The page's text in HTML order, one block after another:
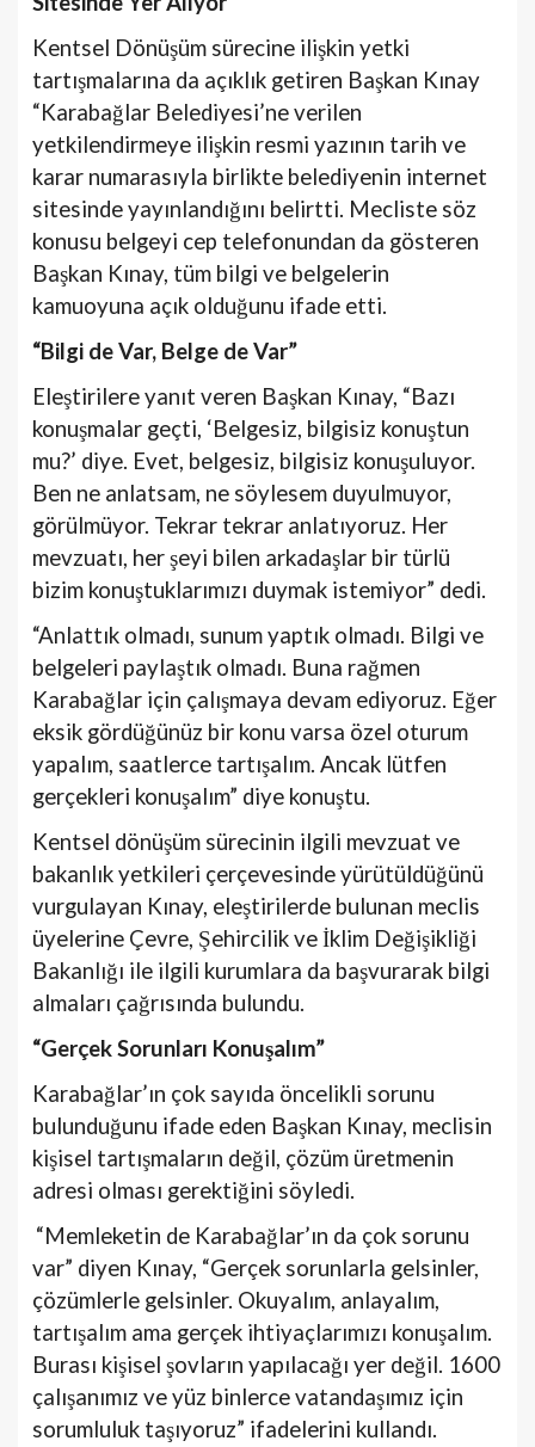
Kentsel Dönüşüm sürecine ilişkin yetki
tartışmalarına da açıklık getiren Başkan Kınay
“Karabağlar Belediyesi’ne verilen
yetkilendirmeye ilişkin resmi yazının tarih ve
karar numarasıyla birlikte belediyenin internet
sitesinde yayınlandığını belirtti. Mecliste söz
konusu belgeyi cep telefonundan da gösteren
Başkan Kınay, tüm bilgi ve belgelerin
kamuoyuna açık olduğunu ifade etti.
“Bilgi de Var, Belge de Var”
Eleştirilere yanıt veren Başkan Kınay, “Bazı
konuşmalar geçti, ‘Belgesiz, bilgisiz konuştun
mu?’ diye. Evet, belgesiz, bilgisiz konuşuluyor.
Ben ne anlatsam, ne söylesem duyulmuyor,
görülmüyor. Tekrar tekrar anlatıyoruz. Her
mevzuatı, her şeyi bilen arkadaşlar bir türlü
bizim konuştuklarımızı duymak istemiyor” dedi.
“Anlattık olmadı, sunum yaptık olmadı. Bilgi ve
belgeleri paylaştık olmadı. Buna rağmen
Karabağlar için çalışmaya devam ediyoruz. Eğer
eksik gördüğünüz bir konu varsa özel oturum
yapalım, saatlerce tartışalım. Ancak lütfen
gerçekleri konuşalım” diye konuştu.
Kentsel dönüşüm sürecinin ilgili mevzuat ve
bakanlık yetkileri çerçevesinde yürütüldüğünü
vurgulayan Kınay, eleştirilerde bulunan meclis
üyelerine Çevre, Şehircilik ve İklim Değişikliği
Bakanlığı ile ilgili kurumlara da başvurarak bilgi
almaları çağrısında bulundu.
“Gerçek Sorunları Konuşalım”
Karabağlar’ın çok sayıda öncelikli sorunu
bulunduğunu ifade eden Başkan Kınay, meclisin
kişisel tartışmaların değil, çözüm üretmenin
adresi olması gerektiğini söyledi.
“Memleketin de Karabağlar’ın da çok sorunu
var” diyen Kınay, “Gerçek sorunlarla gelsinler,
çözümlerle gelsinler. Okuyalım, anlayalım,
tartışalım ama gerçek ihtiyaçlarımızı konuşalım.
Burası kişisel şovların yapılacağı yer değil. 1600
çalışanımız ve yüz binlerce vatandaşımız için
sorumluluk taşıyoruz” ifadelerini kullandı.